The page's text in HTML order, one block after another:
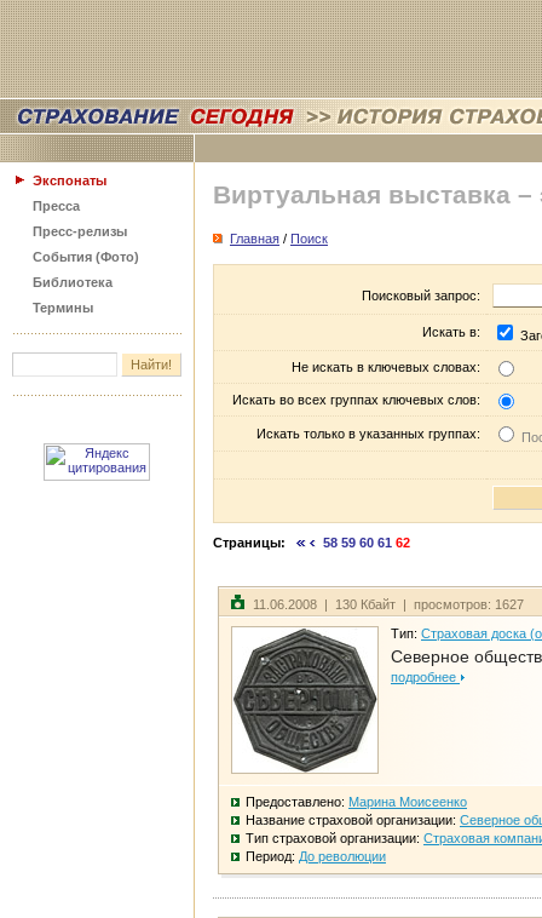
Экспонаты
Пресса
Пресс-релизы
События (Фото)
Библиотека
Термины
Виртуальная выставка –
Главная / Поиск
Поисковый запрос:
Искать в:
Не искать в ключевых словах:
Искать во всех группах ключевых слов:
Искать только в указанных группах:
Страницы: 58 59 60 61 62
11.06.2008 | 130 Кбайт | просмотров: 1627
Тип: Страховая доска
Северное
подробнее
Предоставлено: Марина Моисеенко
Название страховой организации: Северное
Тип страховой организации: Страховая
Период: До революции